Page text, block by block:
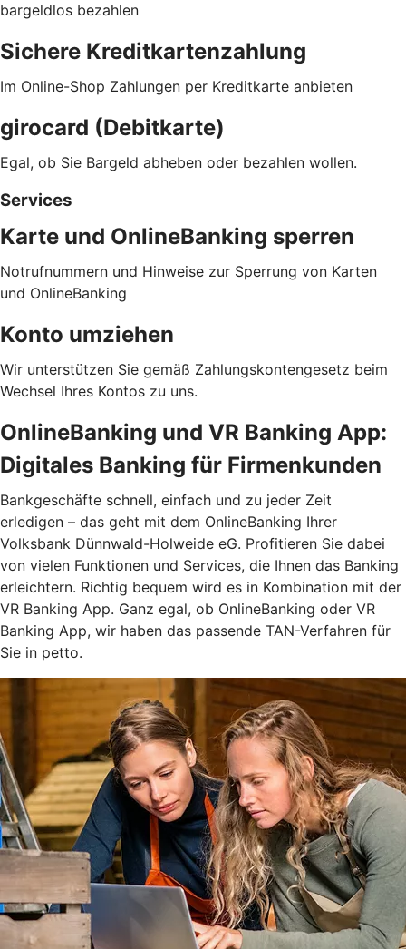
bargeldlos bezahlen
Sichere Kreditkartenzahlung
Im Online-Shop Zahlungen per Kreditkarte anbieten
girocard (Debitkarte)
Egal, ob Sie Bargeld abheben oder bezahlen wollen.
Services
Karte und OnlineBanking sperren
Notrufnummern und Hinweise zur Sperrung von Karten
und OnlineBanking
Konto umziehen
Wir unterstützen Sie gemäß Zahlungskontengesetz beim
Wechsel Ihres Kontos zu uns.
OnlineBanking und VR Banking App:
Digitales Banking für Firmenkunden
Bankgeschäfte schnell, einfach und zu jeder Zeit
erledigen – das geht mit dem OnlineBanking Ihrer
Volksbank Dünnwald-Holweide eG. Profitieren Sie dabei
von vielen Funktionen und Services, die Ihnen das Banking
erleichtern. Richtig bequem wird es in Kombination mit der
VR Banking App. Ganz egal, ob OnlineBanking oder VR
Banking App, wir haben das passende TAN-Verfahren für
Sie in petto.